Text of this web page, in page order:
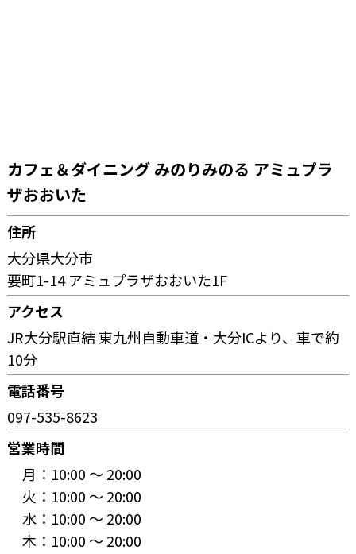
カフェ＆ダイニング みのりみのる アミュプラ
ザおおいた
住所
大分県大分市
要町1-14 アミュプラザおおいた1F
アクセス
JR大分駅直結 東九州自動車道・大分ICより、車で約
10分
電話番号
097-535-8623
営業時間
月： 10:00 〜 20:00
火： 10:00 〜 20:00
水： 10:00 〜 20:00
木： 10:00 〜 20:00